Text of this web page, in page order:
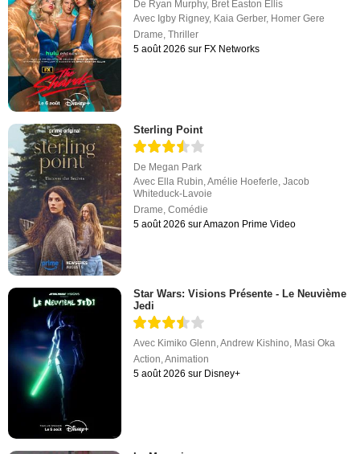
De Ryan Murphy, Bret Easton Ellis
Avec Igby Rigney, Kaia Gerber, Homer Gere
Drame,Thriller
5 août 2026 sur FX Networks
Sterling Point
De Megan Park
Avec Ella Rubin,Amélie Hoeferle,Jacob
Whiteduck-Lavoie
Drame,Comédie
5 août 2026 sur Amazon Prime Video
Star Wars: Visions Présente - Le Neuvième
Jedi
Avec Kimiko Glenn ,Andrew Kishino Masi Oka
Action ,Animation
5 août 2026 sur Disney+